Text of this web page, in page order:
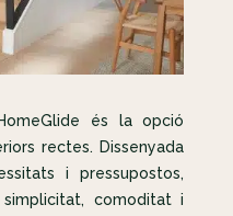
és la opció
rectes. Dissenyada
i pressupostos,
comoditat i